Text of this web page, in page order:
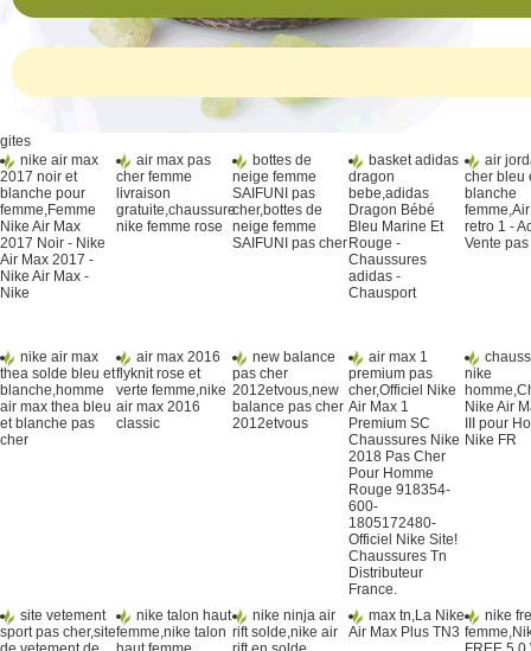
gites
nike air max
2017 noir et
blanche pour
femme,Femme
Nike Air Max
2017 Noir - Nike
Air Max 2017 -
Nike Air Max -
Nike
air max pas
cher femme
livraison
gratuite,chaussure
nike femme rose
bottes de
neige femme
SAIFUNI pas
cher,bottes de
neige femme
SAIFUNI pas cher
basket adidas
dragon
bebe,adidas
Dragon Bébé
Bleu Marine Et
Rouge -
Chaussures
adidas -
Chausport
air
cher bleu
blanche
retro 1 -
Vente
nike air max
thea solde bleu et
blanche,homme
air max thea bleu
et blanche pas
cher
air max 2016
flyknit rose et
verte femme,nike
air max 2016
classic
new balance
pas cher
2012etvous,new
balance pas cher
2012etvous
air max 1
premium pas
cher,Officiel Nike
Air Max 1
Premium SC
Chaussures Nike
2018 Pas Cher
Pour Homme
Rouge 918354-
600-
1805172480-
Officiel Nike Site!
Chaussures Tn
Distributeur
France.
nike
Nike Air
III pour
Nike FR
site vetement
sport pas cher,site
nike talon haut
femme,nike talon
nike ninja air
rift solde,nike air
max tn,La Nike
Air Max Plus TN3
nike